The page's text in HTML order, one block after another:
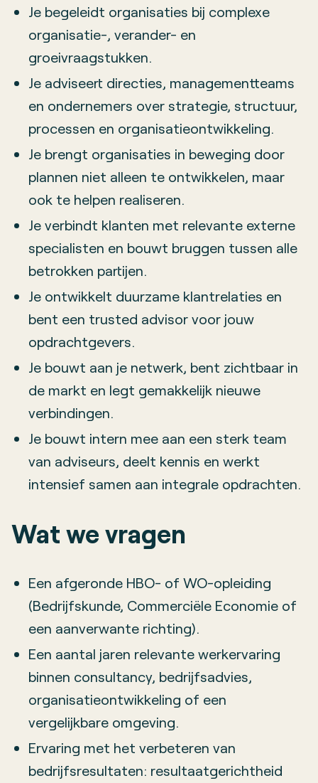
Je begeleidt organisaties bij complexe
organisatie-, verander- en
groeivraagstukken.
Je adviseert directies, managementteams
en ondernemers over strategie, structuur,
processen en organisatieontwikkeling.
Je brengt organisaties in beweging door
plannen niet alleen te ontwikkelen, maar
ook te helpen realiseren.
Je verbindt klanten met relevante externe
specialisten en bouwt bruggen tussen alle
betrokken partijen.
Je ontwikkelt duurzame klantrelaties en
bent een trusted advisor voor jouw
opdrachtgevers.
Je bouwt aan je netwerk, bent zichtbaar in
de markt en legt gemakkelijk nieuwe
verbindingen.
Je bouwt intern mee aan een sterk team
van adviseurs, deelt kennis en werkt
intensief samen aan integrale opdrachten.
Wat we vragen
Een afgeronde HBO- of WO-opleiding
(Bedrijfskunde, Commerciële Economie of
een aanverwante richting).
Een aantal jaren relevante werkervaring
binnen consultancy, bedrijfsadvies,
organisatieontwikkeling of een
vergelijkbare omgeving.
Ervaring met het verbeteren van
bedrijfsresultaten: resultaatgerichtheid